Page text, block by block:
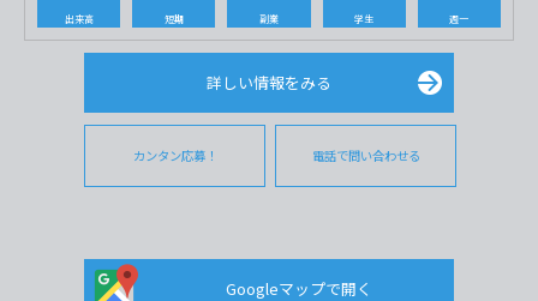
出来高 短期 副業 学生 週一
詳しい情報をみる
カンタン応募！ 電話で問い合わせる
Googleマップで開く